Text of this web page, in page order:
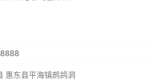
惠东县平海镇鹧鸪洞